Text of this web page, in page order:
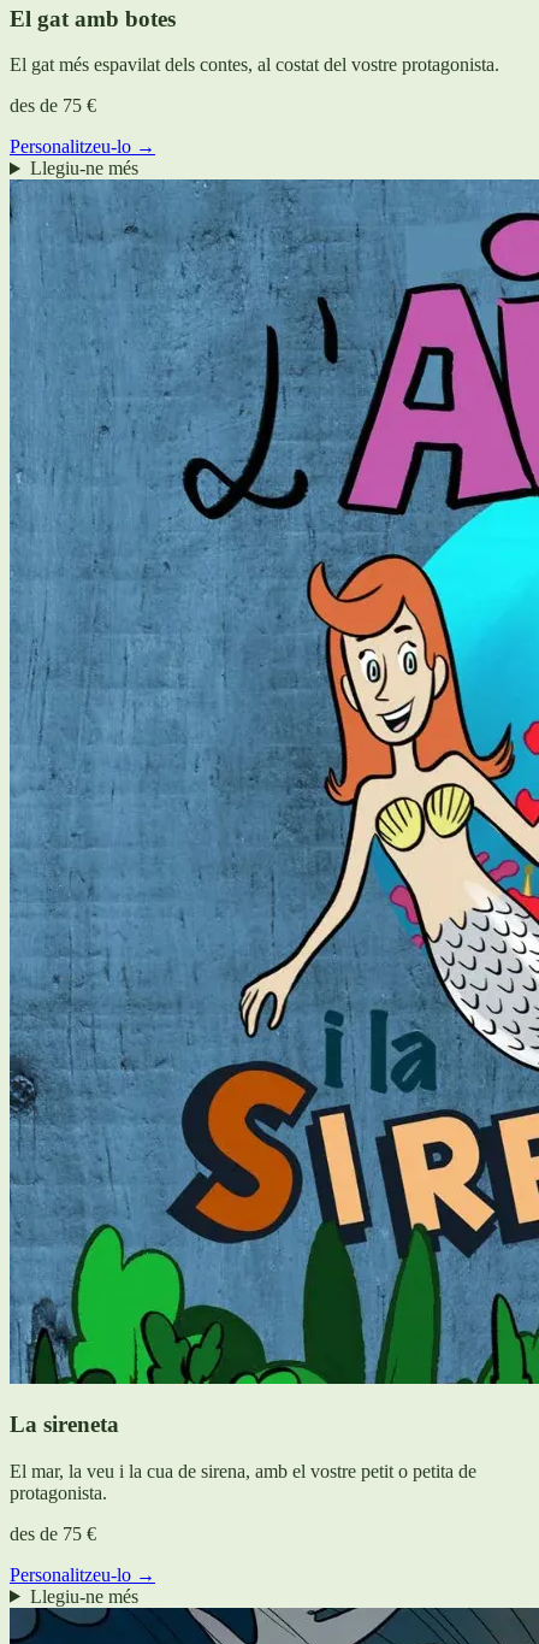
El gat amb botes
El gat més espavilat dels contes, al costat del vostre protagonista.
des de 75 €
Personalitzeu-lo →
Llegiu-ne més
La sireneta
El mar, la veu i la cua de sirena, amb el vostre petit o petita de
protagonista.
des de 75 €
Personalitzeu-lo →
Llegiu-ne més